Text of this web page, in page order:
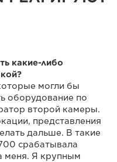
какие-либо
могли бы
оборудование по
второй камеры.
представления
дальше. В такие
срабатывала
меня. Я крупным